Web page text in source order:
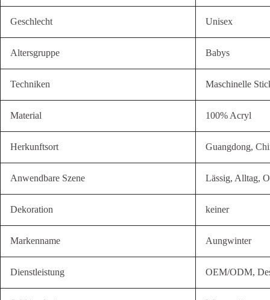
Geschlecht Unisex
Altersgruppe Babys
Techniken Maschinelle
Material 100% Acryl
Herkunftsort Guangdong,
Anwendbare Szene Lässig, Alltag,
Dekoration keiner
Markenname Aungwinter
Dienstleistung OEM/ODM,